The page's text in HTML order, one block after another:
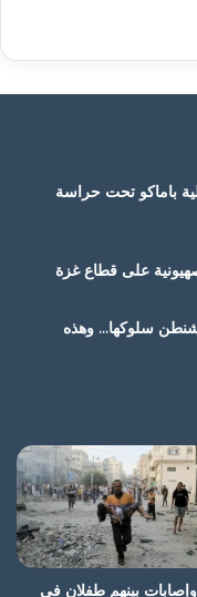
باماكو تحت حراسة
على قطاع غزة
سلوكها… وهذه
بينهم طفلان في